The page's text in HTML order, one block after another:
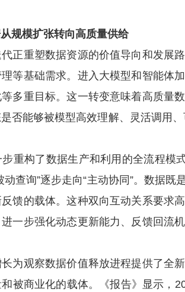
模扩张转向高质量供给
重塑数据资源的价值导向和发展
等基础需求。进入大模型和智能体
多重目标。这一转变意味着高质量
否能够被模型高效理解、灵活调用
构了数据生产和利用的全流程模
查询”逐步走向“主动协同”。数据
馈的载体。这种双向互动关系要求
一步强化动态更新能力、反馈回流
观察数据价值释放进程提供了全
被商业化的载体。《报告》显示，